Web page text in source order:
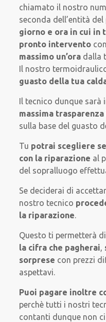
chiamato il nostro
seconda dell’entità
giorno e ora in cui in
pronto intervento
massimo un’ora dalla
Il nostro
guasto della tua
Il tecnico dunque
massima
sulla base del guasto
Tu potrai scegliere
con la riparazione al
del sopralluogo
Se deciderai di
nostro tecnico
la riparazione.
Questo ti permetterà di
la cifra che pagherai,
sorprese con prezzi
aspettavi.
Puoi pagare inoltre
perchè tutti i nostri
contanti dunque non